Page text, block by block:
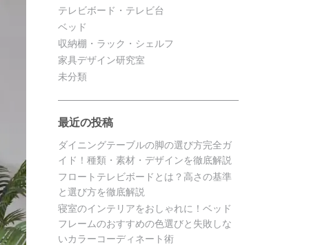
テレビボード・テレビ台
ベッド
収納棚・ラック・シェルフ
家具デザイン研究室
未分類
最近の投稿
ダイニングテーブルの脚の選び方完全ガ
イド！種類・素材・デザインを徹底解説
フロートテレビボードとは？高さの基準
と選び方を徹底解説
寝室のインテリアをおしゃれに！ベッド
フレームのおすすめの色選びと失敗しな
いカラーコーディネート術